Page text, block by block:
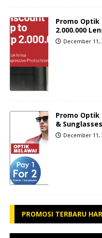
Promo Optik
2.000.000
December 11,
Promo Optik
& Sunglasses
December 11,
PROMOSI TERBARU